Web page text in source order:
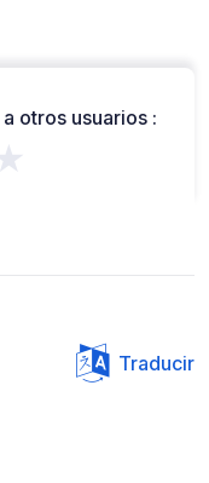
otros usuarios :
Traducir